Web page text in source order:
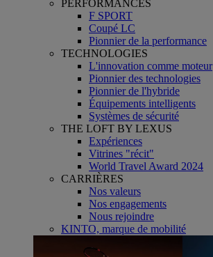
PERFORMANCES
F SPORT
Coupé LC
Pionnier de la performance
TECHNOLOGIES
L'innovation comme moteur
Pionnier des technologies
Pionnier de l'hybride
Équipements intelligents
Systèmes de sécurité
THE LOFT BY LEXUS
Expériences
Vitrines "récit"
World Travel Award 2024
CARRIÈRES
Nos valeurs
Nos engagements
Nous rejoindre
KINTO, marque de mobilité